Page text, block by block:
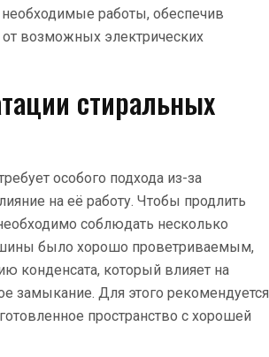
работы, обеспечив
возможных электрических
стиральных
особого подхода из-за
на её работу. Чтобы продлить
соблюдать несколько
было хорошо проветриваемым,
конденсата, который влияет на
замыкание. Для этого рекомендуется
пространство с хорошей